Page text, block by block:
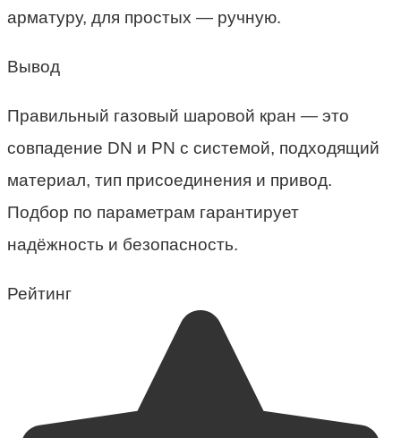
арматуру, для простых — ручную.
Вывод
Правильный газовый шаровой кран — это
совпадение DN и PN с системой, подходящий
материал, тип присоединения и привод.
Подбор по параметрам гарантирует
надёжность и безопасность.
Рейтинг